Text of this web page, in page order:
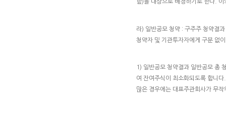
함)을 대상으로 배정하기로 한다.
라) 일반공모 청약 : 구주주 청약결
청약자 및 기관투자자에게 구분 없
1) 일반공모 청약결과 일반공모 총
여 잔여주식이 최소화되도록 합니
많은 경우에는 대표주관회사가 무